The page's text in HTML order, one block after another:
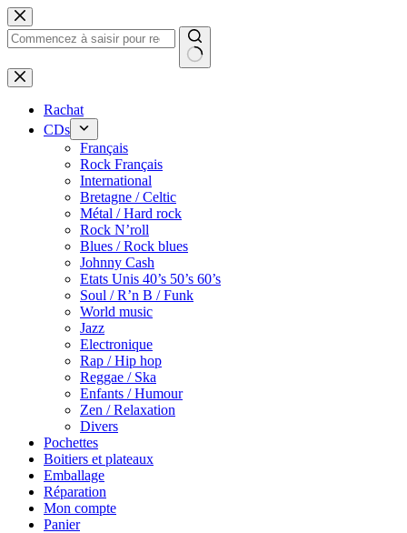
Passer
au
contenu
Rachat
CDs
Français
Rock Français
International
Bretagne / Celtic
Métal / Hard rock
Rock N’roll
Blues / Rock blues
Johnny Cash
Etats Unis 40’s 50’s 60’s
Soul / R’n B / Funk
World music
Jazz
Electronique
Rap / Hip hop
Reggae / Ska
Enfants / Humour
Zen / Relaxation
Divers
Pochettes
Boitiers et plateaux
Emballage
Réparation
Mon compte
Panier